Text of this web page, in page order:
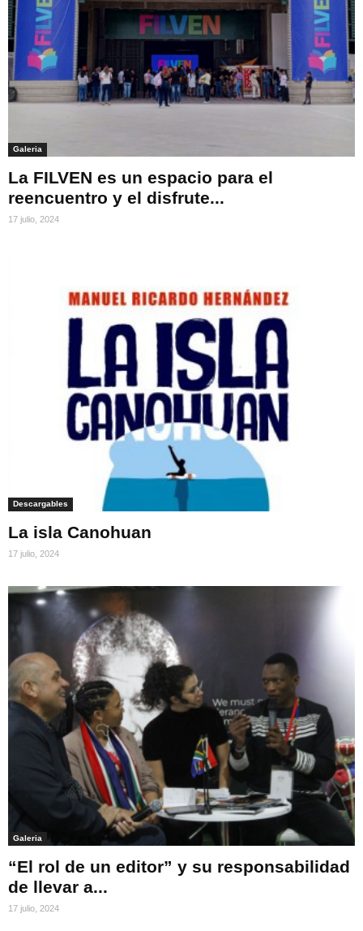
Galeria
La FILVEN es un espacio para el
reencuentro y el disfrute...
17 julio, 2024
Descargables
La isla Canohuan
17 julio, 2024
Galeria
“El rol de un editor” y su responsabilidad
de llevar a...
17 julio, 2024